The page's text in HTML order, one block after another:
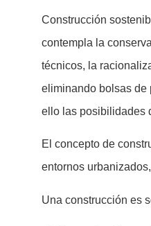
Construcción
contempla la
técnicos, la
eliminando bolsas de
ello las posibilidades
El concepto de
entornos
Una construcción es